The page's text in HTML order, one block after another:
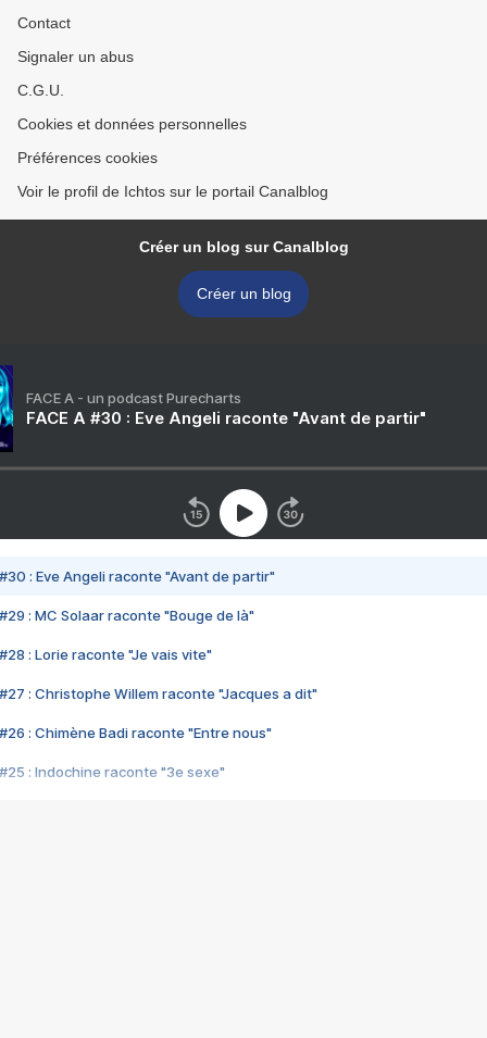
Contact
Signaler un abus
C.G.U.
Cookies et données personnelles
Préférences cookies
Voir le profil de Ichtos sur le portail Canalblog
Créer un blog sur Canalblog
Créer un blog
FACE A - un podcast Purecharts
FACE A #30 : Eve Angeli raconte "Avant de partir"
#30 : Eve Angeli raconte "Avant de partir"
#29 : MC Solaar raconte "Bouge de là"
#28 : Lorie raconte "Je vais vite"
#27 : Christophe Willem raconte "Jacques a dit"
#26 : Chimène Badi raconte "Entre nous"
#25 : Indochine raconte "3e sexe"